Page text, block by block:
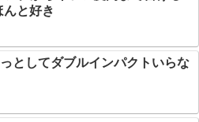
と好き
としてダブルインパクトいらな